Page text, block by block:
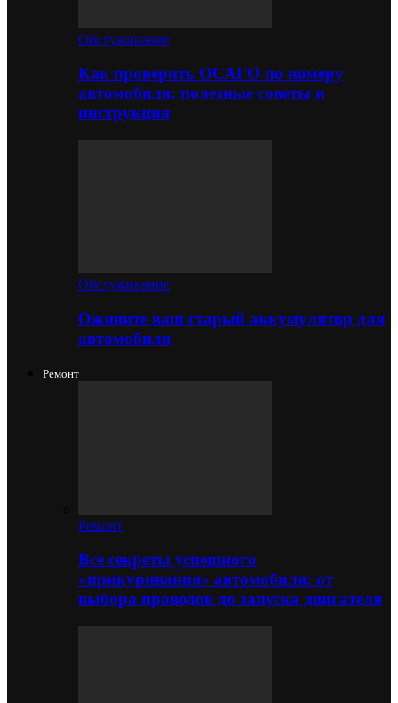
Обслуживание
Как проверить ОСАГО по номеру
автомобиля: полезные советы и
инструкция
Обслуживание
Оживите ваш старый аккумулятор для
автомобиля
Ремонт
Ремонт
Все секреты успешного
«прикуривания» автомобиля: от
выбора проводов до запуска двигателя